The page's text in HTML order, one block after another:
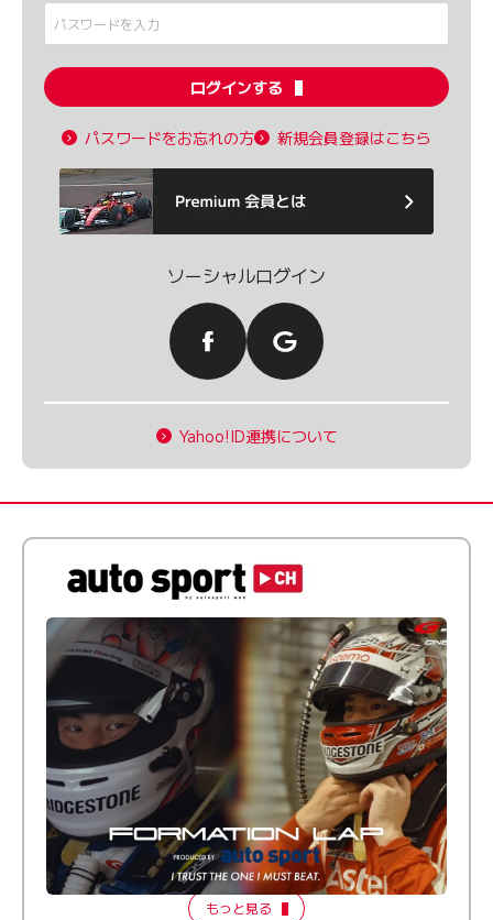
ログインする
パスワードをお忘れの方 新規会員登録はこちら
ソーシャルログイン
Yahoo!ID連携について
倒す相手を、信じてる。小林利徠斗 × 野村勇斗
【FORMATION LAP Produced by auto sport】
2026 Episode 2
もっと見る